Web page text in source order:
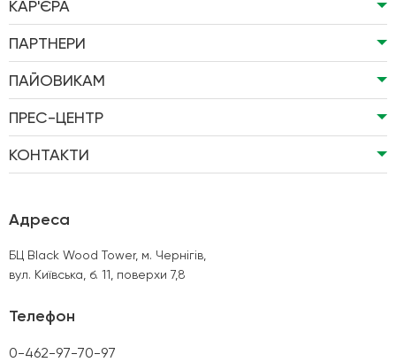
КАР'ЄРА
ПАРТНЕРИ
ПАЙОВИКАМ
ПРЕС-ЦЕНТР
КОНТАКТИ
Адреса
БЦ Black Wood Tower, м. Чернігів,
вул. Київська, б. 11, поверхи 7,8
Телефон
0-462-97-70-97